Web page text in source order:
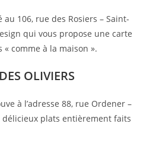
106, rue des Rosiers – Saint-
qui vous propose une carte
comme à la maison ».
OLIVIERS
à l’adresse 88, rue Ordener –
délicieux plats entièrement faits